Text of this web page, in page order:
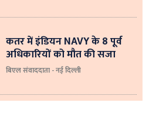
कतर में इंडियन NAVY के 8 पूर्व
अधिकारियों को मौत की सजा
बिएल संवाददाता - नई दिल्ली